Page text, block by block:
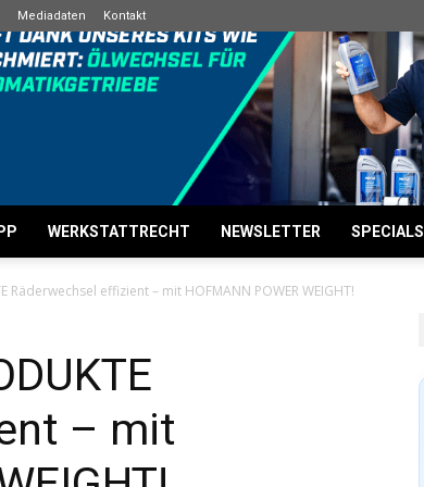
Mediadaten Kontakt
WERKSTATTRECHT NEWSLETTER SPECIALS
Räderwechsel effizient – mit HOFMANN POWER WEIGHT!
– mit